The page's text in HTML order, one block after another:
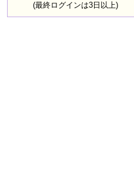
(最終ログインは3日以上)